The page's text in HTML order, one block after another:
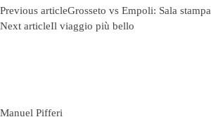
Previous articleGrosseto vs Empoli: Sala stampa
Next articleIl viaggio più bello
Manuel Pifferi